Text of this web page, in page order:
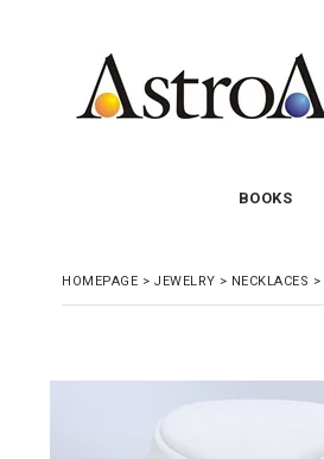
BOOKS
HOMEPAGE > JEWELRY > NECKLACES >